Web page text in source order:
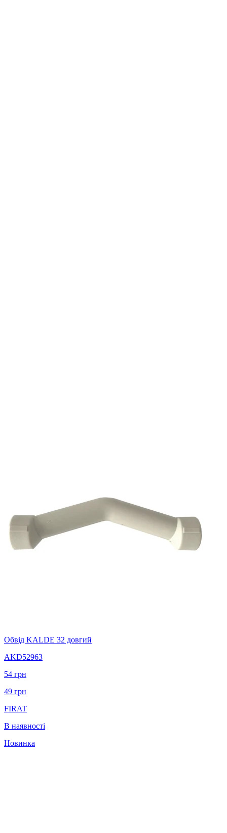
Обвід KALDE 32 довгий
AKD52963
54 грн
49 грн
FIRAT
В наявності
Новинка